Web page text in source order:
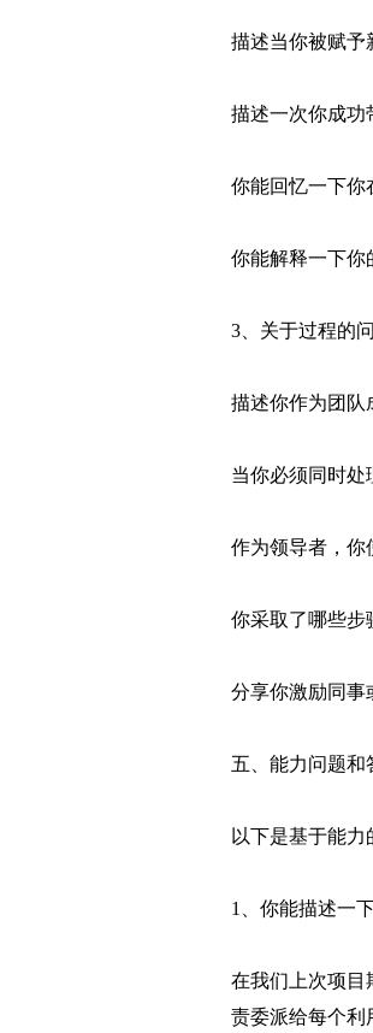
描述当你被赋予
描述一次你成功
你能回忆一下你
你能解释一下你
3、关于过程的
描述你作为团队
当你必须同时处
作为领导者，你
你采取了哪些步
分享你激励同事
五、能力问题和
以下是基于能力
1、你能描述一
在我们上次项目
责委派给每个利